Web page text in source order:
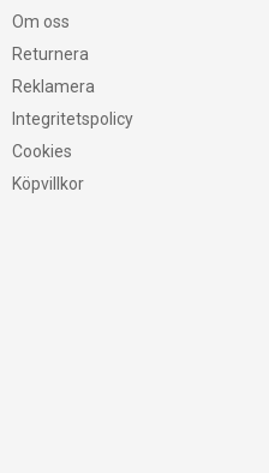
Om oss
Returnera
Reklamera
Integritetspolicy
Cookies
Köpvillkor